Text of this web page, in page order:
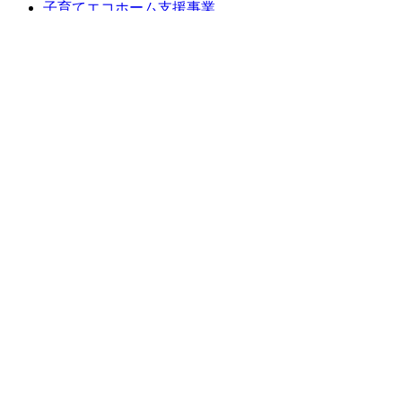
子育てエコホーム支援事業